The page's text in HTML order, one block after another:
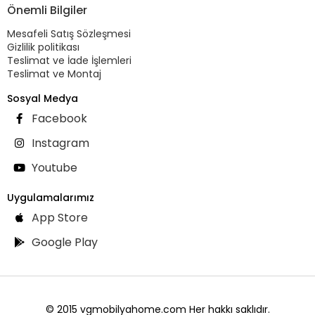
Önemli Bilgiler
Mesafeli Satış Sözleşmesi
Gizlilik politikası
Teslimat ve İade İşlemleri
Teslimat ve Montaj
Sosyal Medya
Facebook
Instagram
Youtube
Uygulamalarımız
App Store
Google Play
© 2015 vgmobilyahome.com Her hakkı saklıdır.